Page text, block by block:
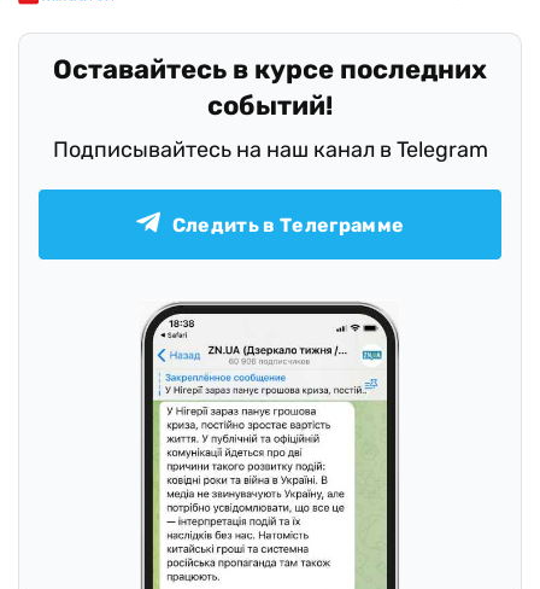
Оставайтесь в курсе последних
событий!
Подписывайтесь на наш канал в Telegram
Следить в Телеграмме